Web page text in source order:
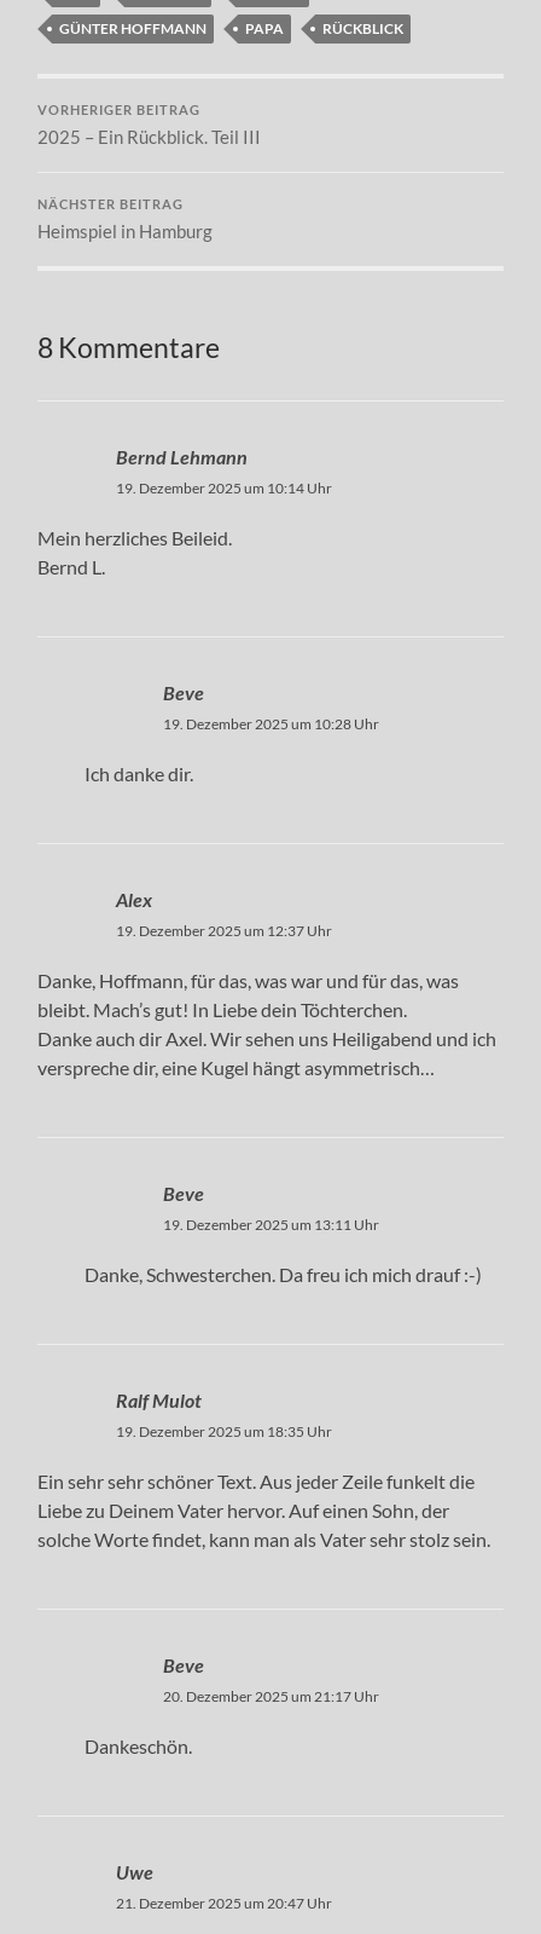
GÜNTER HOFFMANN
PAPA RÜCKBLICK
VORHERIGER BEITRAG
2025 – Ein Rückblick. Teil III
NÄCHSTER BEITRAG
Heimspiel in Hamburg
8 Kommentare
Bernd Lehmann
19. Dezember 2025 um 10:14 Uhr
Mein herzliches Beileid.
Bernd L.
Beve
19. Dezember 2025 um 10:28 Uhr
Ich danke dir.
Alex
19. Dezember 2025 um 12:37 Uhr
Danke, Hoffmann, für das, was war und für das, was
bleibt. Mach’s gut! In Liebe dein Töchterchen.
Danke auch dir Axel. Wir sehen uns Heiligabend und ich
verspreche dir, eine Kugel hängt asymmetrisch…
Beve
19. Dezember 2025 um 13:11 Uhr
Danke, Schwesterchen. Da freu ich mich drauf :-)
Ralf Mulot
19. Dezember 2025 um 18:35 Uhr
Ein sehr sehr schöner Text. Aus jeder Zeile funkelt die
Liebe zu Deinem Vater hervor. Auf einen Sohn, der
solche Worte findet, kann man als Vater sehr stolz sein.
Beve
20. Dezember 2025 um 21:17 Uhr
Dankeschön.
Uwe
21. Dezember 2025 um 20:47 Uhr